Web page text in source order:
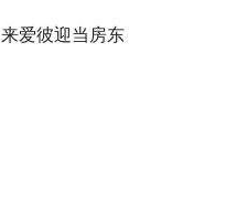
来爱彼迎当房东